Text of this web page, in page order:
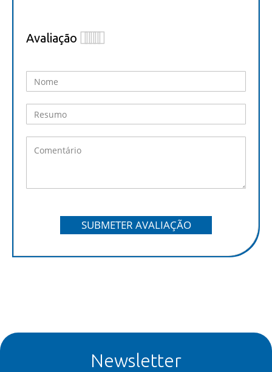
Avaliação
SUBMETER AVALIAÇÃO
Newsletter